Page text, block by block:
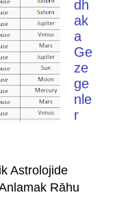
dh
ak
a
Ge
ze
ge
nle
r
Astrolojide
Rāhu